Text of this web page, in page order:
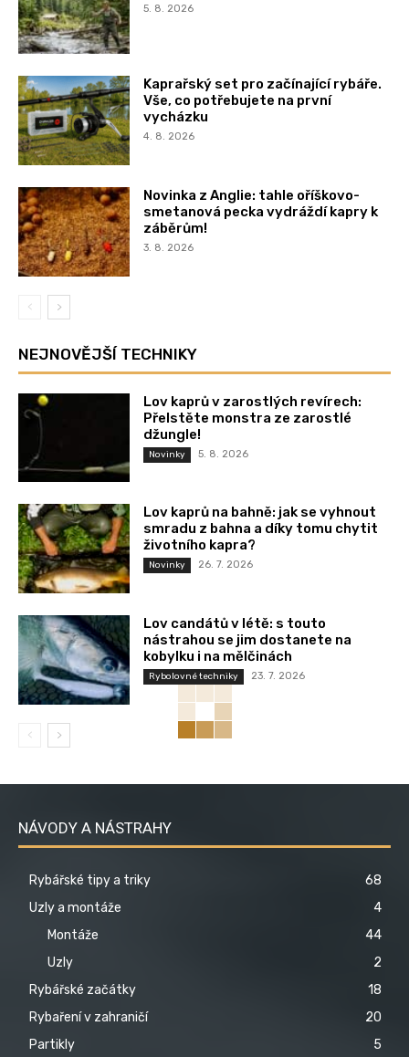
5. 8. 2026
Kaprařský set pro začínající rybáře.
Vše, co potřebujete na první
vycházku
4. 8. 2026
Novinka z Anglie: tahle oříškovo-
smetanová pecka vydráždí kapry k
záběrům!
3. 8. 2026
NEJNOVĚJŠÍ TECHNIKY
Lov kaprů v zarostlých revírech:
Přelstěte monstra ze zarostlé
džungle!
Novinky 5. 8. 2026
Lov kaprů na bahně: jak se vyhnout
smradu z bahna a díky tomu chytit
životního kapra?
Novinky 26. 7. 2026
Lov candátů v létě: s touto
nástrahou se jim dostanete na
kobylku i na mělčinách
Rybolovné techniky 23. 7. 2026
NÁVODY A NÁSTRAHY
Rybářské tipy a triky
68
Uzly a montáže
4
Montáže
44
Uzly
2
Rybářské začátky
18
Rybaření v zahraničí
20
Partikly
5